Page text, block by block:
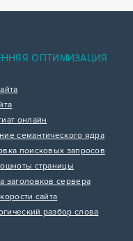
ОПТИМИЗАЦИЯ
онлайн
семантического ядра
поисковых запросов
страницы
заголовков сервера
сайта
разбор слова